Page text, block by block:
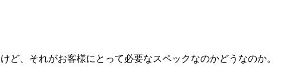
けど、それがお客様にとって必要なスペックなのかどうなのか。